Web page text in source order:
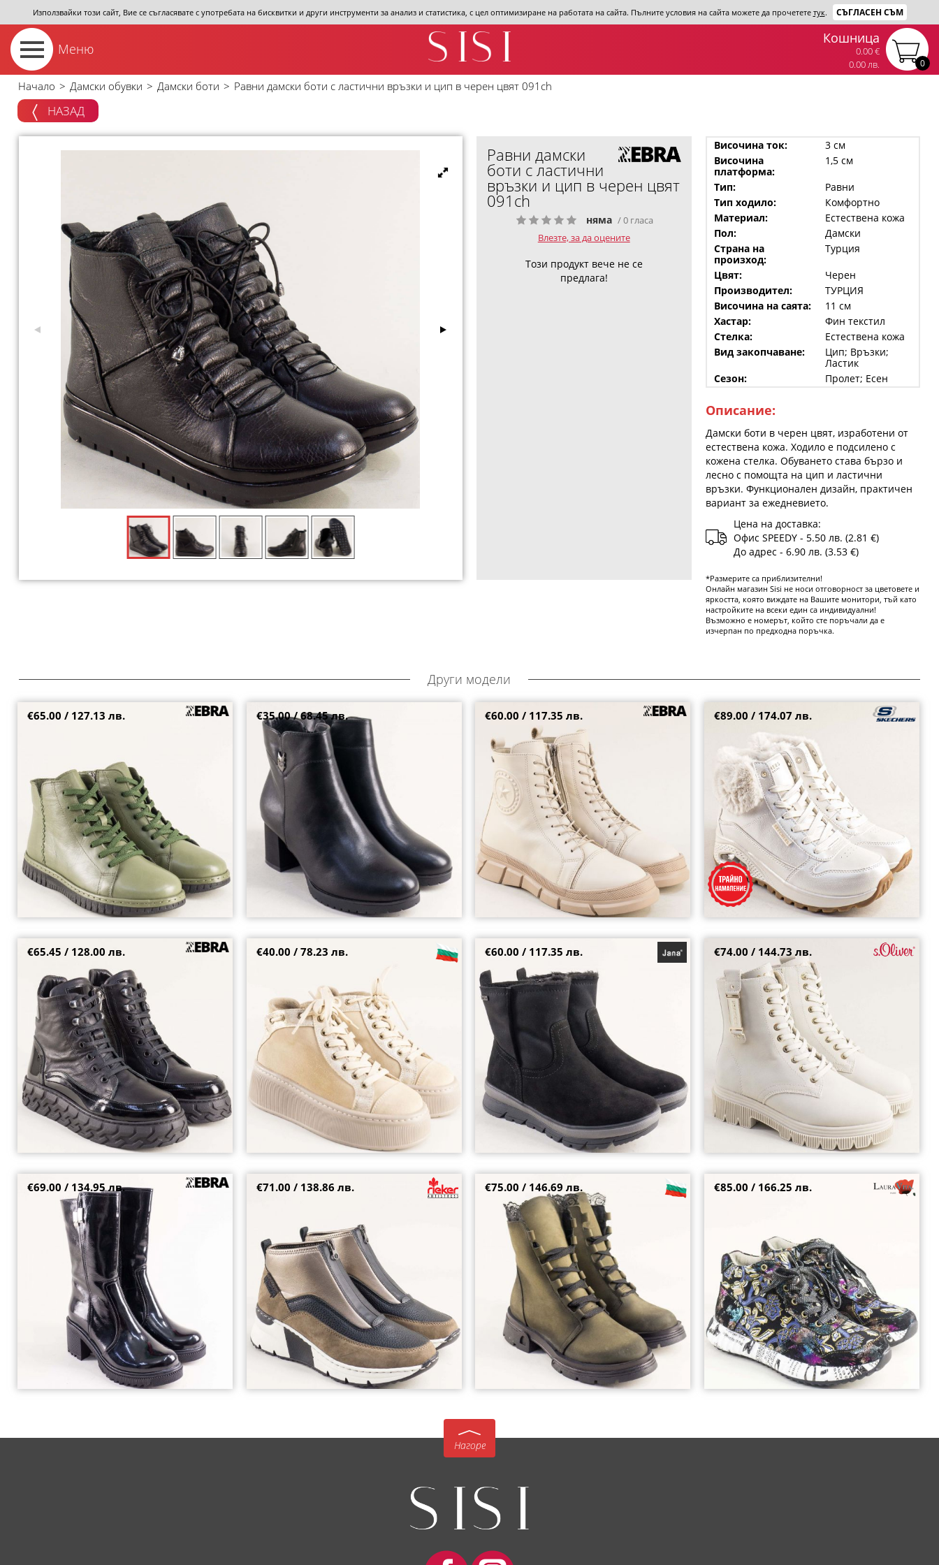
Използвайки този сайт, Вие се съгласявате с употребата на бисквитки и други инструменти за анализ и статистика, с цел оптимизиране на работата на сайта. Пълните условия на сайта можете да прочетете тук. СЪГЛАСЕН СЪМ
Меню
0
Кошница
0.00 €
0.00 лв.
Начало > Дамски обувки > Дамски боти > Равни дамски боти с ластични връзки и цип в черен цвят 091ch
НАЗАД
Равни дамски
боти с ластични
връзки и цип в черен цвят
091ch
няма / 0 гласа
Влезте, за да оцените
Този продукт вече не се
предлага!
Височина ток:
3 см
Височина
платформа:
1,5 см
Тип:
Равни
Тип ходило:
Комфортно
Материал:
Естествена кожа
Пол:
Дамски
Страна на
произход:
Турция
Цвят:
Черен
Производител:
ТУРЦИЯ
Височина на саята:
11 см
Хастар:
Фин текстил
Стелка:
Естествена кожа
Вид закопчаване:
Цип; Връзки;
Ластик
Сезон:
Пролет; Есен
Описание:
Дамски боти в черен цвят, изработени от
естествена кожа. Ходило е подсилено с
кожена стелка. Обуването става бързо и
лесно с помощта на цип и ластични
връзки. Функционален дизайн, практичен
вариант за ежедневието.
Цена на доставка:
Офис SPEEDY - 5.50 лв. (2.81 €)
До адрес - 6.90 лв. (3.53 €)
*Размерите са приблизителни!
Онлайн магазин Sisi не носи отговорност за цветовете и
яркостта, която виждате на Вашите монитори, тъй като
настройките на всеки един са индивидуални!
Възможно е номерът, който сте поръчали да е
изчерпан по предходна поръчка.
Други модели
Ръчно шити дамски боти на олекотено ходило
€65.00 / 127.13 лв.
Тренд дамски боти в черен цвят на среден ток
с цип 6531ch
38 39 40
€35.00 / 68.45 лв.
Бежови дамски боти на спортно ходило с
връзки и цип 2353604bj
€60.00 / 117.35 лв.
Атрактивни дамски боти в бяло с перлен
блясък и ефектен пух 167821pb
38 38.5
€89.00 / 174.07 лв.
Черни дамски боти с лачена декорация на
модерно ходило m103chlch
€65.45 / 128.00 лв.
Български дамски боти на равно ходило с
€40.00 / 78.23 лв.
Черни дамски боти JANA на грайферно ходило
с цип 8-26482-001
39
€60.00 / 117.35 лв.
Модерни дамски боти S.OLIVER със закачлив
детайл в бежов цвят 5-25262-462
€74.00 / 144.73 лв.
Елегантни черни дамски боти на стабилно
грайферно ходило с цип 100301lch
39
€69.00 / 134.95 лв.
Спортни дамски боти RIEKER в черно и бронз
€71.00 / 138.86 лв.
Зелени дамски боти с опушен ефект и нежна
декорация 221352nz
37 38 39
€75.00 / 146.69 лв.
Спортни дамски боти на модерно ходило и
38 40
€85.00 / 166.25 лв.
Нагоре